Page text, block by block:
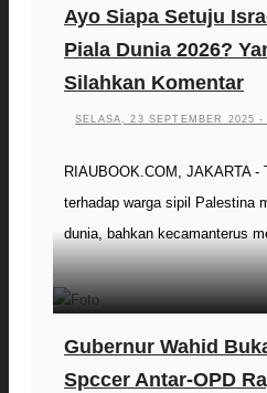
Ayo Siapa Setuju
Piala Dunia 2026?
Silahkan Komentar
SELASA, 23 SEPTEMBER 2025
RIAUBOOK.COM, JAKARTA -
terhadap warga sipil Palestina
dunia, bahkan kecamanterus
Gubernur Wahid
Spccer Antar-OPD